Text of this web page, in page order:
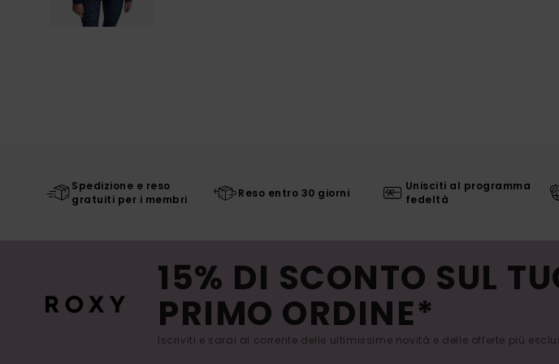
Spedizione e reso
gratuiti per i membri
Reso entro 30 giorni
Unisciti al programma
fedeltà
15% DI SCONTO SUL
PRIMO ORDINE*
Iscriviti e sarai al corrente delle ultimissime novità e delle offerte più